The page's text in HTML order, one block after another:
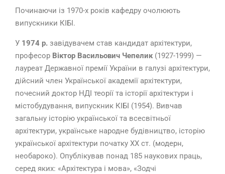
Починаючи із 1970-х років кафедру очолюють
випускники КІБІ.
У 1974 р. завідувачем став кандидат архітектури,
професор Віктор Васильович Чепелик (1927-1999) —
лауреат Державної премії України в галузі архітектури,
дійсний член Української академії архітектури,
почесний доктор НДІ теорії та історії архітектури і
містобудування, випускник КІБІ (1954). Вивчав
загальну історію української та всесвітньої
архітектури, українське народне будівництво, історію
української архітектури початку XX ст. (модерн,
необароко). Опублікував понад 185 наукових праць,
серед яких: «Архітектура і мова», «Зодчі